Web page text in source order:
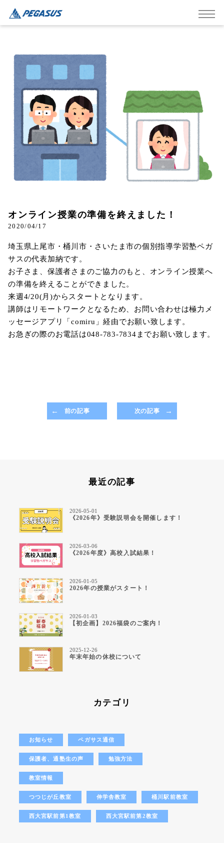
オンライン授業の準備を終えました！
2020/04/17
埼玉県上尾市・桶川市・さいたま市の個別指導学習塾ペガ
サスの代表加納です。
お子さま、保護者さまのご協力のもと、オンライン授業へ
の準備を終えることができました。
来週4/20(月)からスタートとなります。
講師はリモートワークとなるため、お問い合わせは極力メ
ッセージアプリ「comiru」経由でお願い致します。
お急ぎの際のお電話は048-783-7834までお願い致します。
前の記事 次の記事
最近の記事
《2026年》受験説明会を開催します！
2026-05-01
《2026年度》高校入試結果！
2026-03-06
2026年の授業がスタート！
2026-01-05
【初企画】2026福袋のご案内！
2026-01-03
年末年始の休校について
2025-12-26
カテゴリ
お知らせ ペガサス通信
保護者、通塾生の声 勉強方法
教室情報
つつじが丘教室 伸学舎教室 桶川駅前教室
西大宮駅前第1教室 西大宮駅前第2教室